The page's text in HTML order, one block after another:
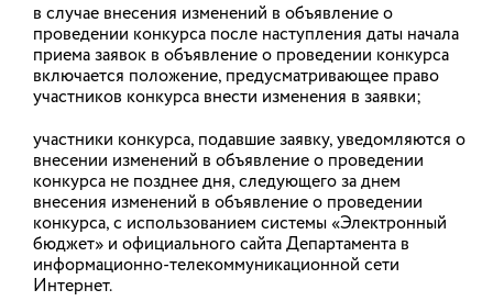
ИНТЕРАКТИВНАЯ КАРТА
в случае внесения изменений в объявление о
проведении конкурса после наступления даты начала
приема заявок в объявление о проведении конкурса
включается положение, предусматривающее право
участников конкурса внести изменения в заявки;
участники конкурса, подавшие заявку, уведомляются о
внесении изменений в объявление о проведении
конкурса не позднее дня, следующего за днем
внесения изменений в объявление о проведении
конкурса, с использованием системы «Электронный
бюджет» и официального сайта Департамента в
информационно-телекоммуникационной сети
Интернет.